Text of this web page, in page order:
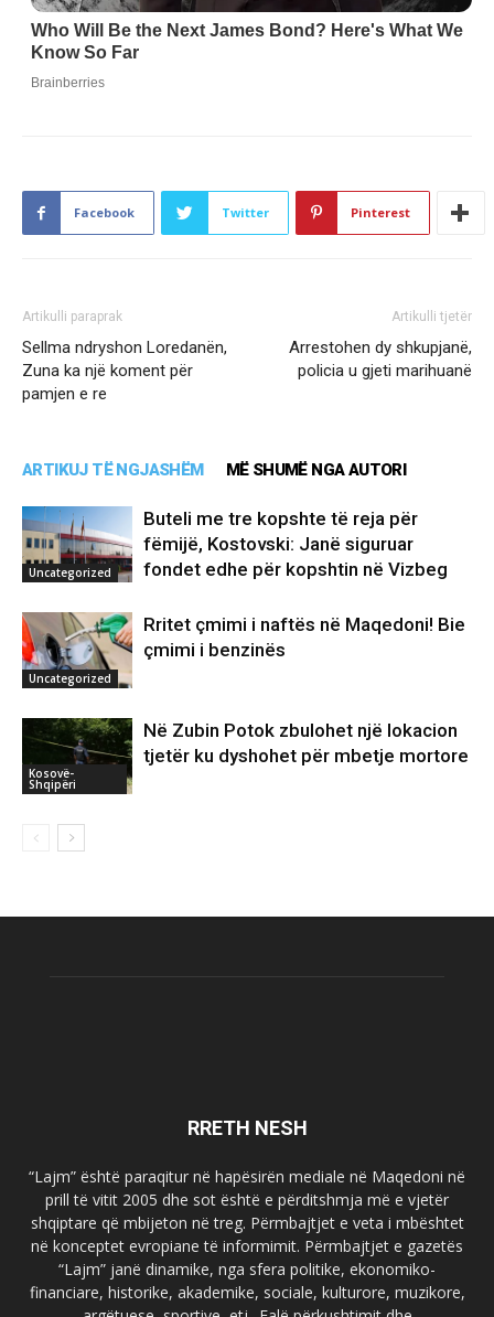
Facebook Twitter Pinterest
Artikulli paraprak
Sellma ndryshon Loredanën,
Zuna ka një koment për
pamjen e re
Artikulli tjetër
Arrestohen dy shkupjanë,
policia u gjeti marihuanë
ARTIKUJ TË NGJASHËM MË SHUMË NGA AUTORI
Uncategorized
Buteli me tre kopshte të reja për
fëmijë, Kostovski: Janë siguruar
fondet edhe për kopshtin në Vizbeg
Uncategorized
Rritet çmimi i naftës në Maqedoni! Bie
çmimi i benzinës
Kosovë-
Shqipëri
Në Zubin Potok zbulohet një lokacion
tjetër ku dyshohet për mbetje mortore
RRETH NESH
“Lajm” është paraqitur në hapësirën mediale në Maqedoni në
prill të vitit 2005 dhe sot është e përditshmja më e vjetër
shqiptare që mbijeton në treg. Përmbajtjet e veta i mbështet
në konceptet evropiane të informimit. Përmbajtjet e gazetës
“Lajm” janë dinamike, nga sfera politike, ekonomiko-
financiare, historike, akademike, sociale, kulturore, muzikore,